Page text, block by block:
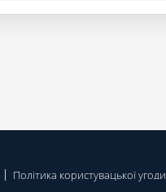
Політика користувацької угоди